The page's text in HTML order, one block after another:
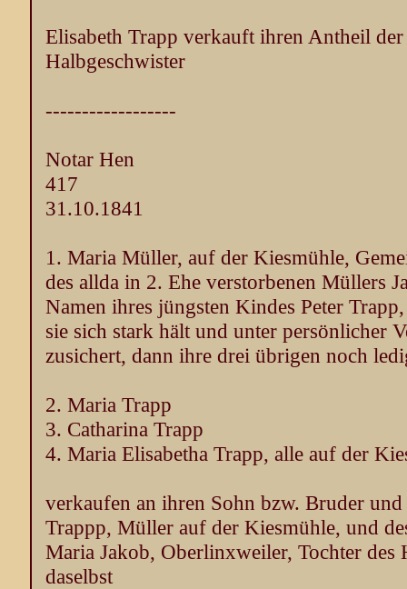
Elisabeth Trapp verkauft ihren Antheil
Halbgeschwister
------------------
Notar Hen
417
31.10.1841
1. Maria Müller, auf der Kiesmühle,
des allda in 2. Ehe verstorbenen Müllers
Namen ihres jüngsten Kindes Peter
sie sich stark hält und unter persönlicher
zusichert, dann ihre drei übrigen noch
2. Maria Trapp
3. Catharina Trapp
4. Maria Elisabetha Trapp, alle auf der
verkaufen an ihren Sohn bzw. Bruder
Trappp, Müller auf der Kiesmühle, und
Maria Jakob, Oberlinxweiler, Tochter
daselbst